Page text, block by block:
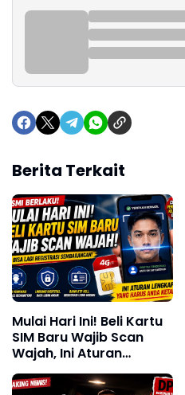
Berita Terkait
Mulai Hari Ini! Beli Kartu
SIM Baru Wajib Scan
Wajah, Ini Aturan
Lengkap yang Harus
Diketahui